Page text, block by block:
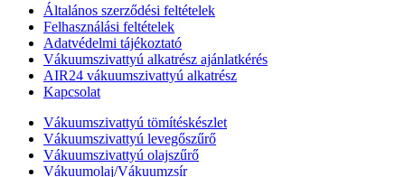
Általános szerződési feltételek
Felhasználási feltételek
Adatvédelmi tájékoztató
Vákuumszivattyú alkatrész ajánlatkérés
AIR24 vákuumszivattyú alkatrész
Kapcsolat
Vákuumszivattyú tömítéskészlet
Vákuumszivattyú levegőszűrő
Vákuumszivattyú olajszűrő
Vákuumolaj/Vákuumzsír